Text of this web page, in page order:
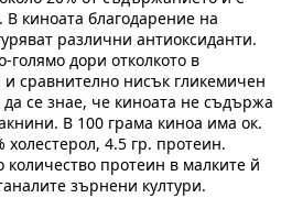
В киноата благодарение на
различни антиоксиданти.
дори отколкото в
сравнително нисък гликемичен
се знае, че киноата не съдържа
В 100 грама киноа има ок.
холестерол, 4.5 гр. протеин.
протеин в малките й
зърнени култури.